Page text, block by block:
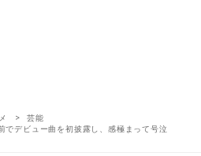
芸能
デビュー曲を初披露し、感極まって号泣